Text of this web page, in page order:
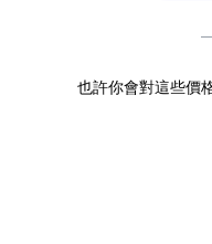
也許你會對這些價